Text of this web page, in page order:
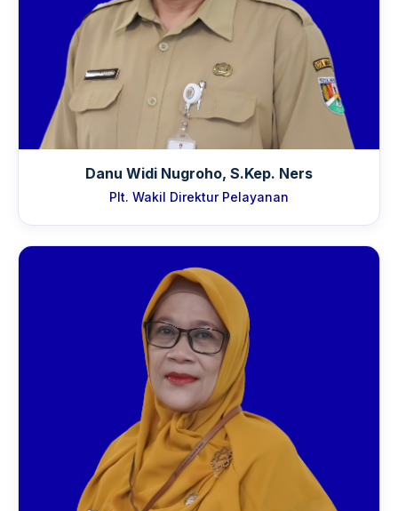
Danu Widi Nugroho, S.Kep. Ners
Plt. Wakil Direktur Pelayanan